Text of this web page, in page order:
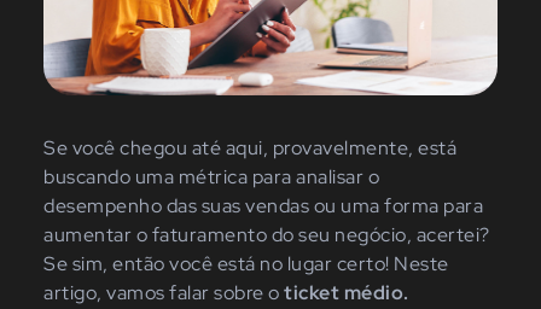
Se você chegou até aqui, provavelmente, está
buscando uma métrica para analisar o
desempenho das suas vendas ou uma forma para
aumentar o faturamento do seu negócio, acertei?
Se sim, então você está no lugar certo! Neste
artigo, vamos falar sobre oticket médio.